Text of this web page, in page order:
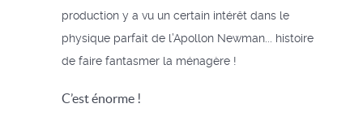
production y a vu un certain intérêt dans le
physique parfait de l’Apollon Newman... histoire
de faire fantasmer la ménagère !
C’est énorme !